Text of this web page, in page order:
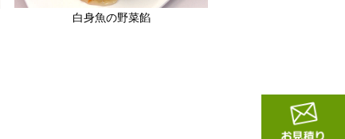
白身魚の野菜餡